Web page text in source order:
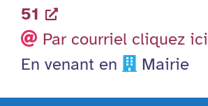
51
Par courriel cliquez ici
En venant en
Mairie